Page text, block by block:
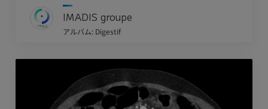
IMADIS groupe
アルバム: Digestif